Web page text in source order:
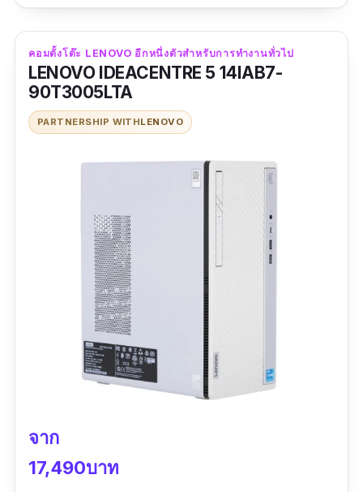
เป็นตัวเลือกที่ดีไม่น้อยเลย
คอมตั้งโต๊ะ LENOVO อีกหนึ่งตัวสำหรับการทำงานทั่วไป
LENOVO IDEACENTRE 5 14IAB7-
90T3005LTA
PARTNERSHIP WITHLENOVO
จาก
17,490บาท